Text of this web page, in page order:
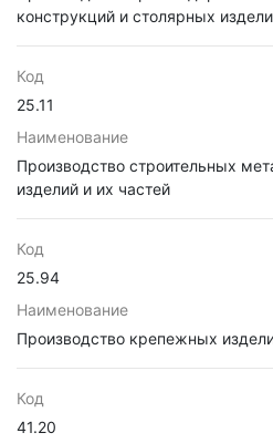
конструкций и столярных
Код
25.11
Наименование
Производство строительных
изделий и их частей
Код
25.94
Наименование
Производство крепежных
Код
41.20